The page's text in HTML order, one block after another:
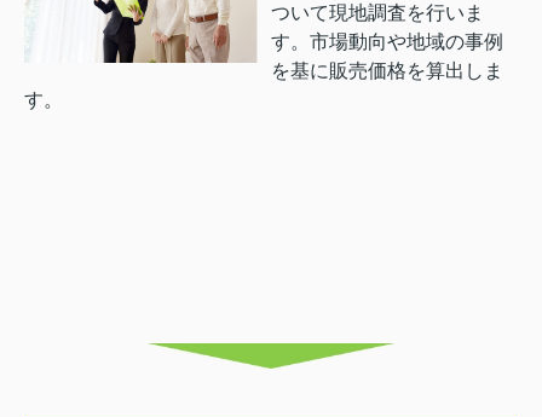
ついて現地調査を行いま
す。市場動向や地域の事例
を基に販売価格を算出しま
す。